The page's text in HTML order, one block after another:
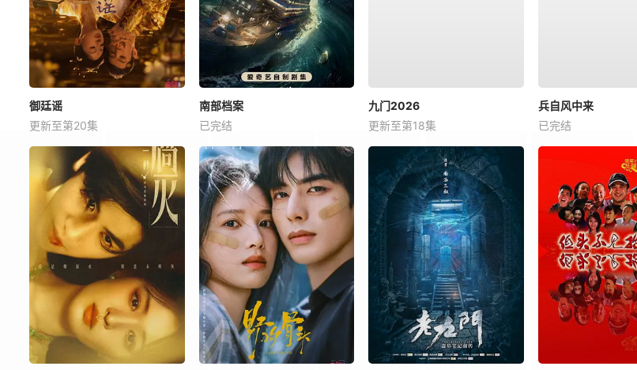
御廷谣
更新至第20集
南部档案
已完结
九门2026
更新至第18集
兵自风中来
已完结